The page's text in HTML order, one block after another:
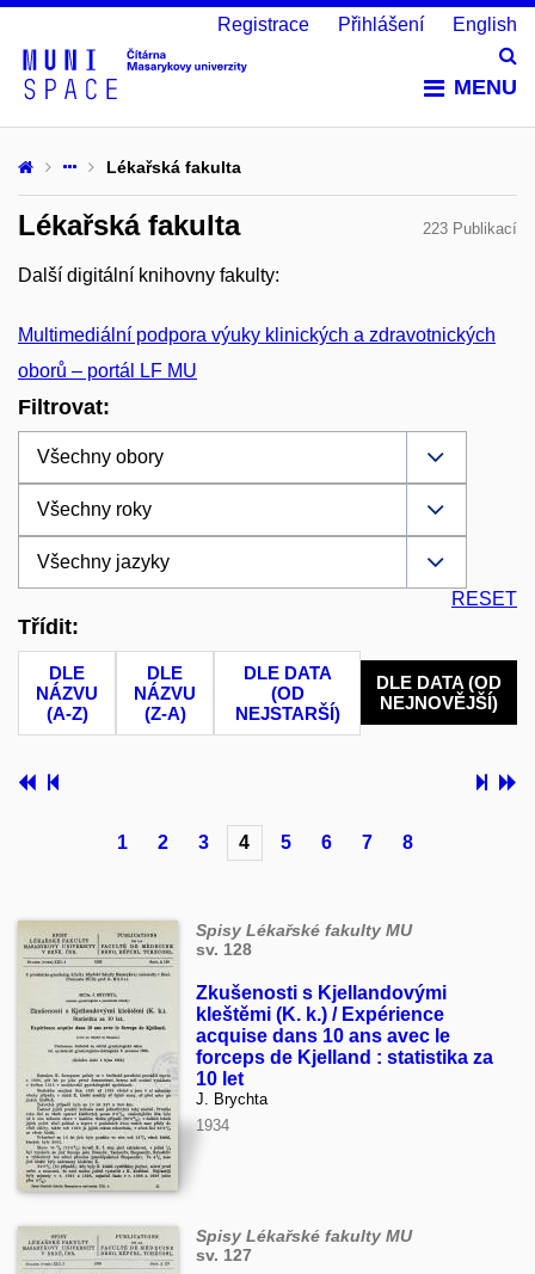
MENU
Registrace Přihlášení English
Lékařská fakulta
223 Publikací
Lékařská fakulta
Další digitální knihovny fakulty:
Multimediální podpora výuky klinických a zdravotnických
oborů – portál LF MU
Filtrovat:
RESET
Třídit:
DLE
NÁZVU
(A-Z)
DLE
NÁZVU
(Z-A)
DLE DATA
(OD
NEJSTARŠÍ)
DLE DATA (OD
NEJNOVĚJŠÍ)
1 2 3 4 5 6 7 8
Spisy Lékařské fakulty MU
sv. 128
Zkušenosti s Kjellandovými
kleštěmi (K. k.) / Expérience
acquise dans 10 ans avec le
forceps de Kjelland : statistika za
10 let
J. Brychta
1934
Spisy Lékařské fakulty MU
sv. 127